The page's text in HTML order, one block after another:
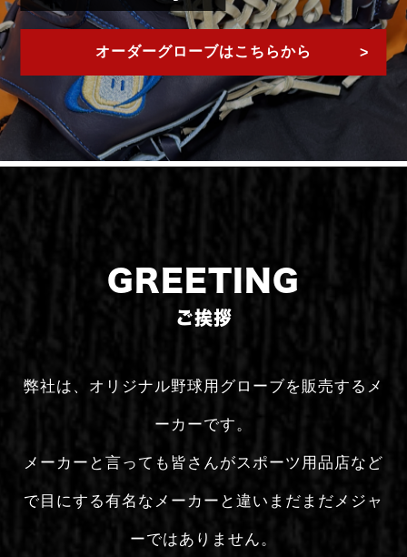
オーダーグローブはこちらから
GREETING
ご挨拶
弊社は、オリジナル野球用グローブを販売するメ
ーカーです。
メーカーと言っても皆さんがスポーツ用品店など
で目にする有名なメーカーと違いまだまだメジャ
ーではありません。